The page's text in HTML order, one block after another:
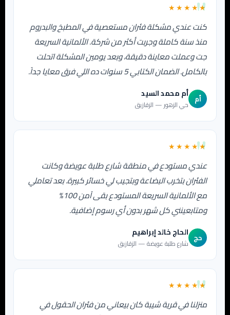
★★★★★
كنت عندي مشكلة فئران مستعصية في المطبخ والبدروم
منذ سنة كاملة وجربت أكثر من شركة. الألمانية السريعة
جت وعملت معاينة دقيقة، وبعد يومين المشكلة اتحلت
بالكامل. الضمان الكتابي 5 سنوات ده اللي فرق معايا جداً.
أم أم محمد السيد
حي الزهور — الزقازيق
★★★★★
عندي مستودع في منطقة شارع طلبة عويضة وكانت
الفئران بتخرب البضاعة وبتجيب لي خسائر كبيرة. بعد تعاملي
مع الألمانية السريعة المستودع بقى آمن 100%
ومتابعينني كل شهر بدون أي رسوم إضافية.
حج الحاج خالد إبراهيم
شارع طلبة عويضة — الزقازيق
★★★★★
منزلنا في قرية شيبة كان بيعاني من فئران الحقول في